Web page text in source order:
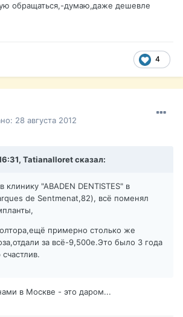
обращаться,-думаю,даже дешевле
4
28 августа 2012
Tatianalloret сказал:
"АВADEN DENTISTES" в
de Sentmenat,82), всё поменял
примерно столько же
за всё-9,500е.Это было 3 года
в Москве - это даром...